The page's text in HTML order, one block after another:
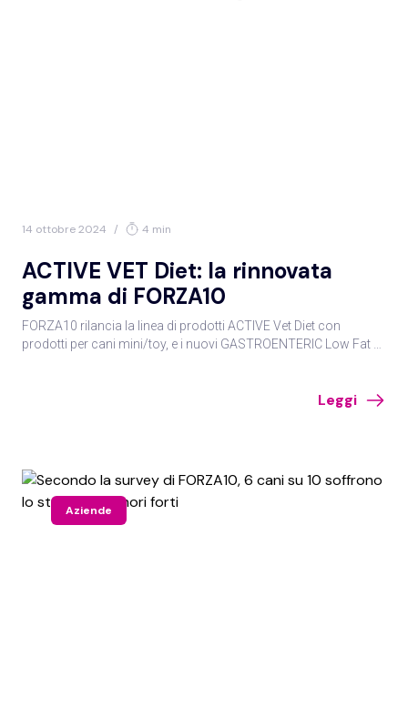
14 ottobre 2024 / 4 min
ACTIVE VET Diet: la rinnovata
gamma di FORZA10
FORZA10 rilancia la linea di prodotti ACTIVE Vet Diet con
prodotti per cani mini/toy, e i nuovi GASTROENTERIC Low Fat e
Leggi
Aziende